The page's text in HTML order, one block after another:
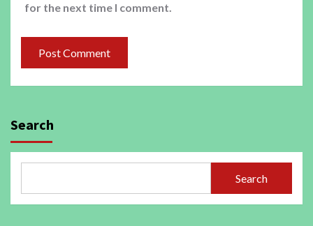
for the next time I comment.
Search
Search